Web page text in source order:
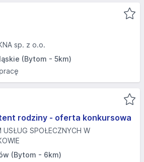
sp. z o.o.
(Bytom - 5km)
rodziny - oferta konkursowa
USŁUG SPOŁECZNYCH W
(Bytom - 6km)